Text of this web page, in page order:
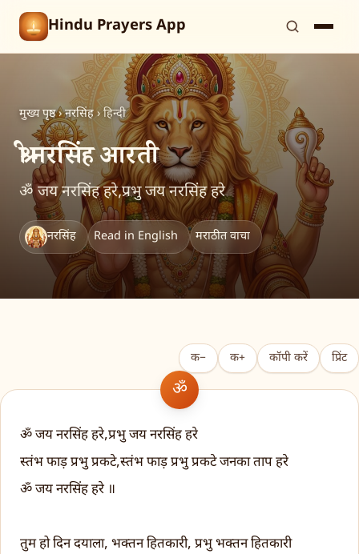
Hindu Prayers App
मुख्य पृष्ठ › नरसिंह › हिन्दी
श्री नरसिंह आरती
ॐ जय नरसिंह हरे,प्रभु जय नरसिंह हरे
नरसिंह Read in English मराठीत वाचा
क− क+ कॉपी करें प्रिंट
ॐ जय नरसिंह हरे,प्रभु जय नरसिंह हरे
स्तंभ फाड़ प्रभु प्रकटे,स्तंभ फाड़ प्रभु प्रकटे जनका ताप हरे
ॐ जय नरसिंह हरे ॥
तुम हो दिन दयाला, भक्तन हितकारी, प्रभु भक्तन हितकारी